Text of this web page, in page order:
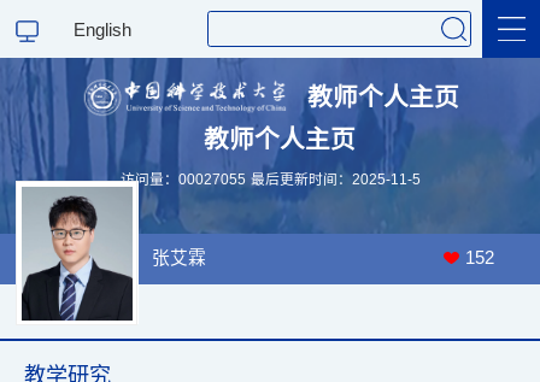
English
教师个人主页
教师个人主页
访问量： 00027055 最后更新时间： 2025-11 -5
张艾霖 152
教学研究